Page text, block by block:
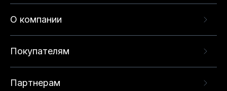
О компании
Покупателям
Партнерам